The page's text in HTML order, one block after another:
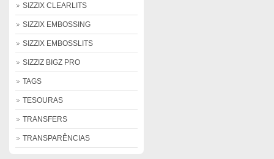
SIZZIX CLEARLITS
SIZZIX EMBOSSING
SIZZIX EMBOSSLITS
SIZZIZ BIGZ PRO
TAGS
TESOURAS
TRANSFERS
TRANSPARÊNCIAS